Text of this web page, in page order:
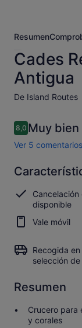
Resumen
Cades
Antigua
De Island Routes
Comentarios
8,08,0 de 10
Muy bien
Ver 5 comentarios
8.0Muy
Abrir los
5 comentarios
Cancelación
disponible
Vale móvil
Recogida en
selección
Resumen
Crucero para
y corales